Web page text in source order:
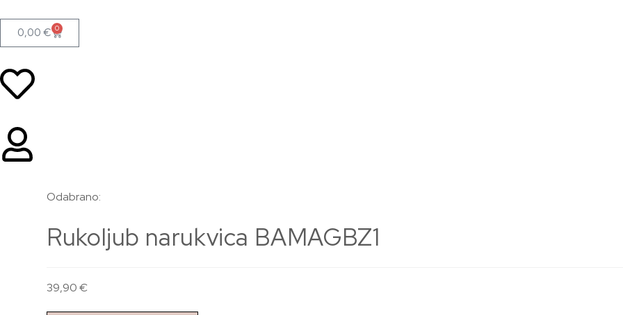
0,00 € 0
Odabrano:
Rukoljub narukvica BAMAGBZ1
39,90€